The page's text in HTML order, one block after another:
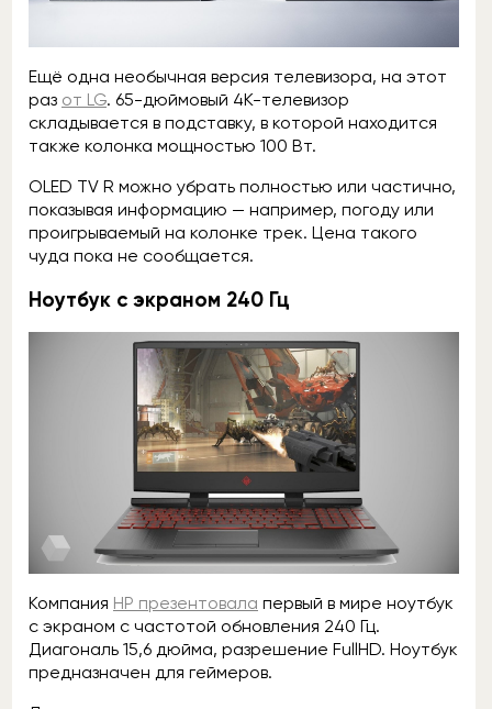
Ещё одна необычная версия телевизора, на этот
раз от LG. 65-дюймовый 4К-телевизор
складывается в подставку, в которой находится
также колонка мощностью 100 Вт.
OLED TV R можно убрать полностью или частично,
показывая информацию — например, погоду или
проигрываемый на колонке трек. Цена такого
чуда пока не сообщается.
Ноутбук с экраном 240 Гц
Компания HP презентовала первый в мире ноутбук
с экраном с частотой обновления 240 Гц.
Диагональ 15,6 дюйма, разрешение FullHD. Ноутбук
предназначен для геймеров.